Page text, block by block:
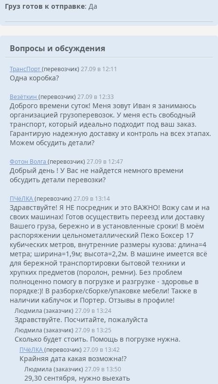
Груз готов к отправке: Да
Вопросы и обсуждения
ТрансПорт(перевозчик) 27.09 в 12:11
Одна коробка?
Везёткин (перевозчик) 27.09 в 12:33
Доброго времени суток! Меня зовут Иван я занимаюсь
организацией грузоперевозок. У меня есть свободный
транспорт, который идеально подходит под ваш заказ.
Гарантирую надежную доставку и контроль на всех этапах.
Можем обсудить детали?
Фотон Волга (перевозчик) 27.09 в 12:47
Добрый день ! У Вас не найдется немного времени
обсудить детали перевозки?
ПЧёЛКА(перевозчик) 27.09 в 13:14
Здравствуйте! Я НЕ посредник и это ВАЖНО! Вожу сам и на
своих машинах! Готов осуществить переезд или доставку
Вашего груза, бережно и в установленные сроки! В моём
распоряжении цельнометаллический Пежо Боксер 17
кубических метров, внутренние размеры кузова: длина=4
метра; ширина=1,9м; высота=2,2м. В машине имеется всё
для бережной транспортировки бытовой техники и
хрупких предметов (поролон, ремни). Без проблем
полноценно помогу в погрузке и разгрузке - здоровье в
порядке:)! В разборке/сборке/упаковке мебели! Также в
наличии каблучок и Портер. Отзывы в профиле!
Людмила (заказчик) 27.09 в 13:24
Здравствуйте. Посчитайте, пожалуйста
Людмила (заказчик) 27.09 в 13:25
Сколько будет стоить. Помощь в погрузке нужна.
ПЧёЛКА(перевозчик) 27.09 в 13:42
Крайняя дата какая возможна!?
Людмила (заказчик) 27.09 в 13:50
29,30 сентября, нужно выехать